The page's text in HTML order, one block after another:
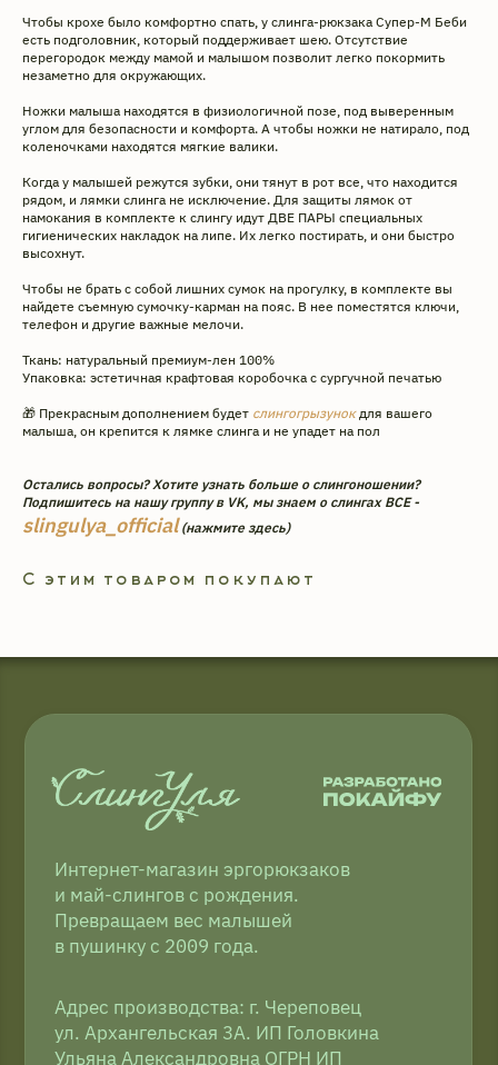
Чтобы крохе было комфортно спать, у слинга-рюкзака Супер-М Беби
есть подголовник, который поддерживает шею. Отсутствие
перегородок между мамой и малышом позволит легко покормить
незаметно для окружающих.
Ножки малыша находятся в физиологичной позе, под выверенным
углом для безопасности и комфорта. А чтобы ножки не натирало, под
коленочками находятся мягкие валики.
Когда у малышей режутся зубки, они тянут в рот все, что находится
рядом, и лямки слинга не исключение. Для защиты лямок от
намокания в комплекте к слингу идут ДВЕ ПАРЫ специальных
гигиенических накладок на липе. Их легко постирать, и они быстро
высохнут.
Чтобы не брать с собой лишних сумок на прогулку, в комплекте вы
найдете съемную сумочку-карман на пояс. В нее поместятся ключи,
телефон и другие важные мелочи.
Ткань: натуральный премиум-лен 100%
Упаковка: эстетичная крафтовая коробочка с сургучной печатью
🎁 Прекрасным дополнением будет слингогрызунок для вашего
малыша, он крепится к лямке слинга и не упадет на пол
Остались вопросы? Хотите узнать больше о слингоношении?
Подпишитесь на нашу группу в VK, мы знаем о слингах ВСЕ -
slingulya_official(нажмите здесь)
С этим товаром покупают
и её деятельность запрещена в РФ
Адрес производства: г. Череповец
ул. Архангельская 3А. ИП Головкина
Ульяна Александровна ОГРН ИП
309 352 833 100 101.
Доставка и оплата
Политика конфиденциальности
Копирование материалов запрещено
Согласие на обработку персональных данных
Интернет-магазин эргорюкзаков
Превращаем вес малышей
в пушинку с 2009 года.
Соглашение об использовании Cookie-файлов